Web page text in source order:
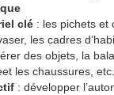
clé : les pichets et
les cadres
des objets, la
les chaussures, etc.
: développer